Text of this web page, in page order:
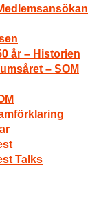
år – Historien
– SOM
Talks